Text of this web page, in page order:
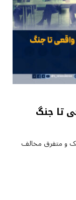
تا جنگ
و متفرق مخالف